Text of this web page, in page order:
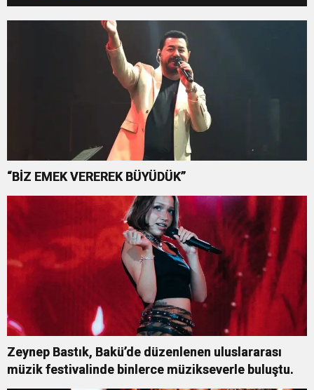
“BİZ EMEK VEREREK BÜYÜDÜK”
Zeynep Bastık, Bakü’de düzenlenen uluslararası
müzik festivalinde binlerce müzikseverle buluştu.